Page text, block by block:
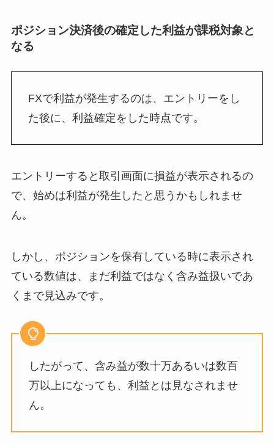
ポジション決済後の確定した利益が課税対象と
なる
FXで利益が発生するのは、エントリーをし
た後に、利益確定をした時点です。
エントリーすると取引画面に損益が表示されるの
で、始めは利益が発生したと思うかもしれませ
ん。
しかし、ポジションを保有している時に表示され
ている数値は、まだ利益ではなく含み益扱いであ
くまで見込みです。
したがって、含み益が数十万あるいは数百
万以上になっても、利益とは見なされませ
ん。